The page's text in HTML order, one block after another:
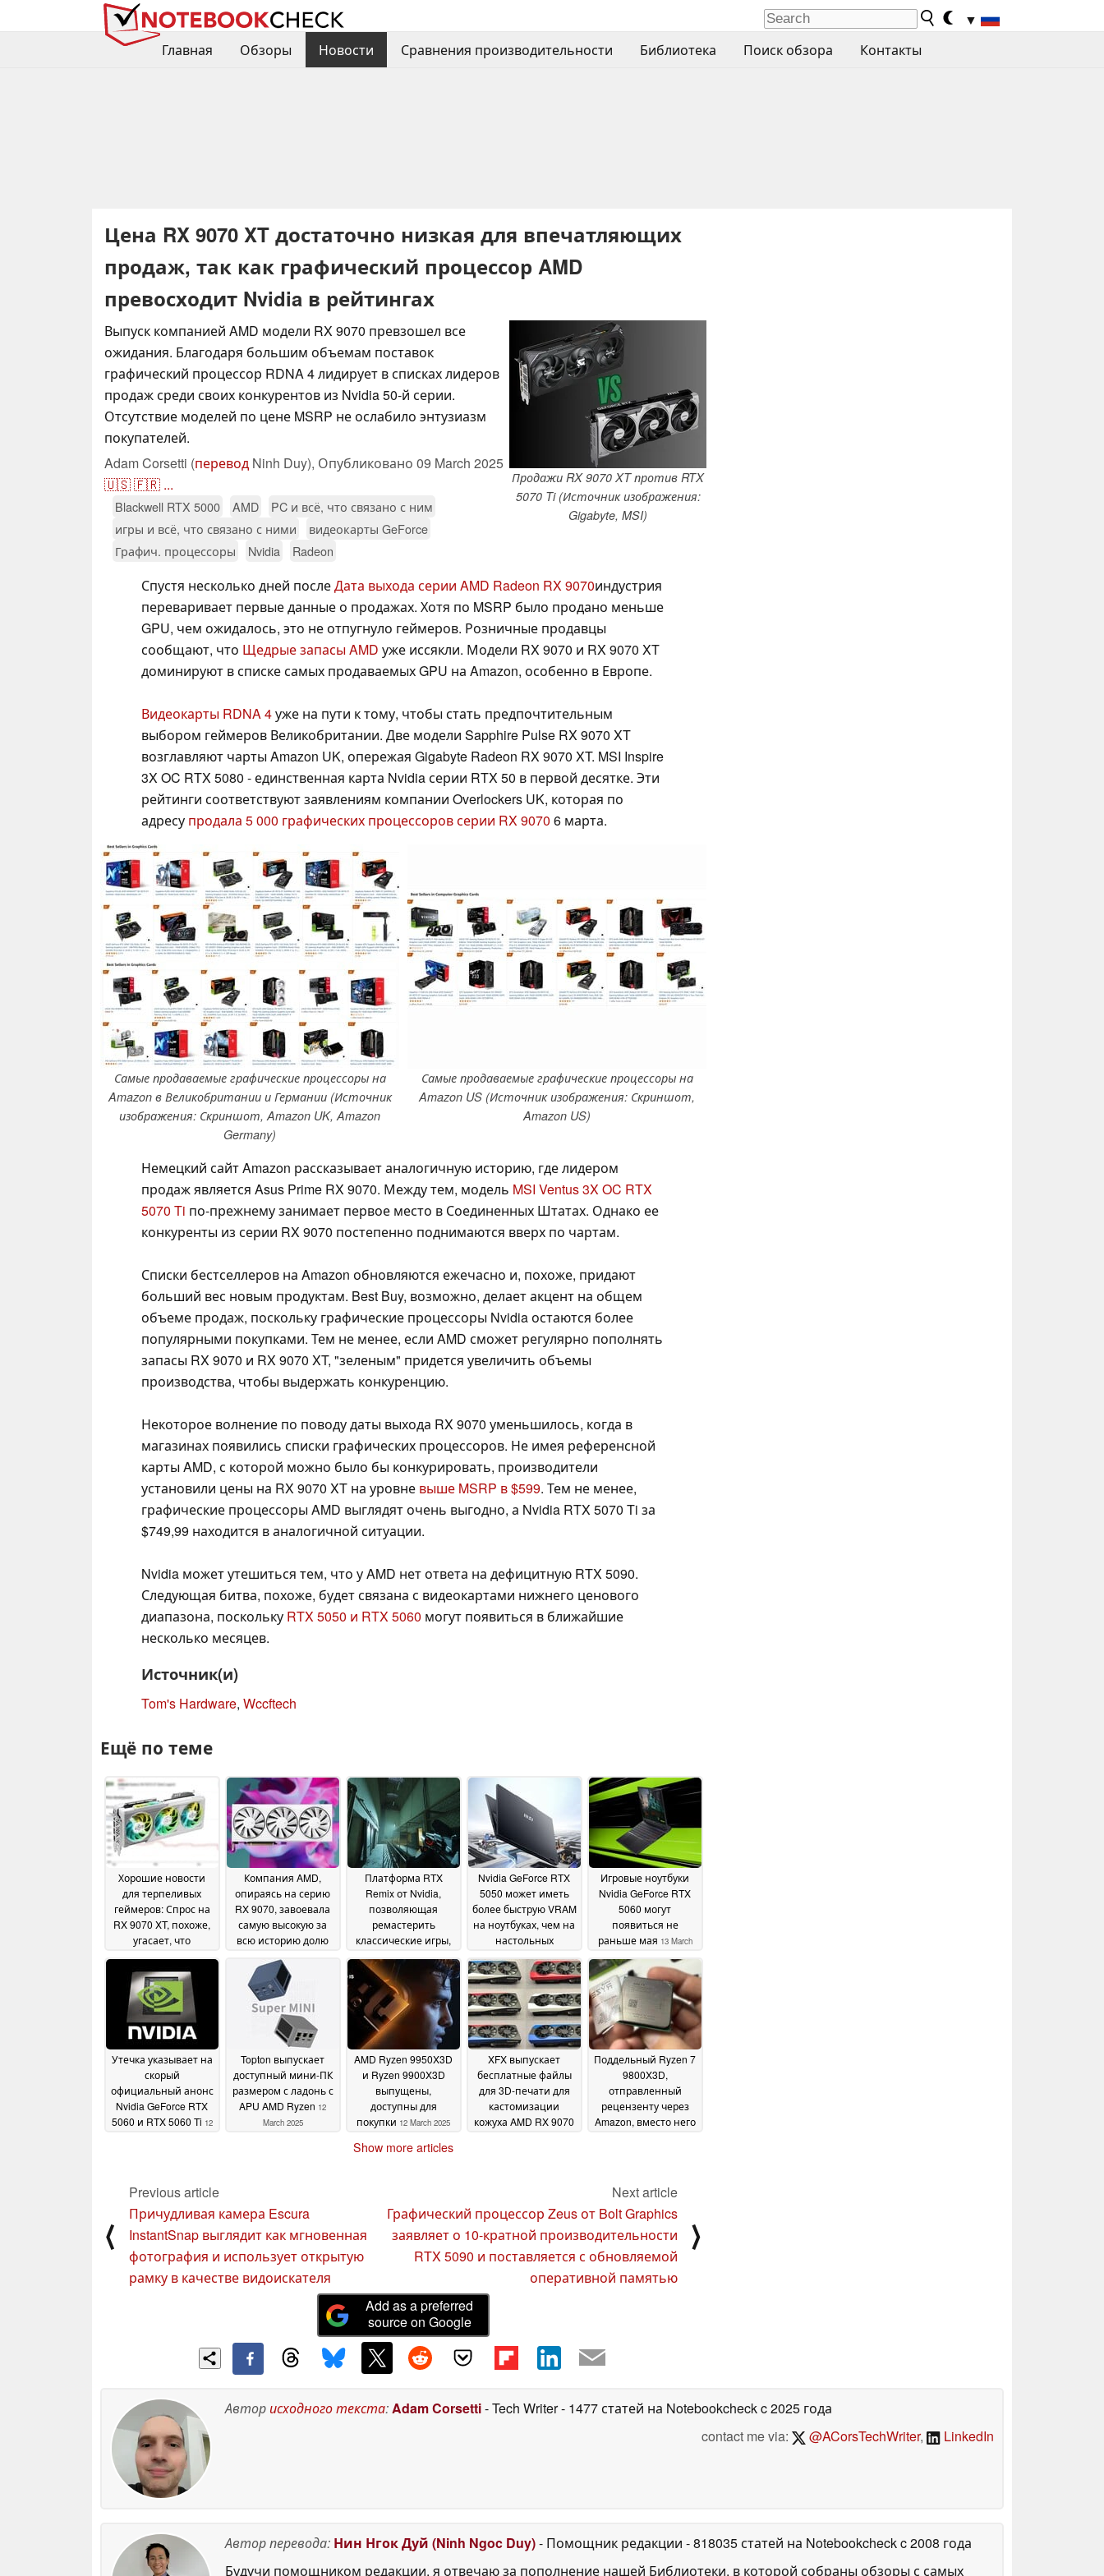
▼
Главная
Обзоры Новости Сравнения производительности Библиотека Поиск обзора Контакты
Цена RX 9070 XT достаточно низкая для впечатляющих
продаж, так как графический процессор AMD
превосходит Nvidia в рейтингах
Продажи RX 9070 XT против RTX
5070 Ti (Источник изображения:
Gigabyte, MSI)
Выпуск компанией AMD модели RX 9070 превзошел все
ожидания. Благодаря большим объемам поставок
графический процессор RDNA 4 лидирует в списках лидеров
продаж среди своих конкурентов из Nvidia 50-й серии.
Отсутствие моделей по цене MSRP не ослабило энтузиазм
покупателей.
Adam Corsetti (перевод Ninh Duy), Опубликовано 09 March 2025
🇺🇸🇫🇷 ...
Blackwell RTX 5000 AMD
PC и всё, что связано с ним
игры и всё, что связано с ними
видеокарты GeForce
Графич. процессоры
Nvidia Radeon
Спустя несколько дней послеДата выхода серии AMD Radeon RX 9070индустрия
переваривает первые данные о продажах. Хотя по MSRP было продано меньше
GPU, чем ожидалось, это не отпугнуло геймеров. Розничные продавцы
сообщают, что Щедрые запасы AMD уже иссякли. Модели RX 9070 и RX 9070 XT
доминируют в списке самых продаваемых GPU на Amazon, особенно в Европе.
Видеокарты RDNA 4уже на пути к тому, чтобы стать предпочтительным
выбором геймеров Великобритании. Две модели Sapphire Pulse RX 9070 XT
возглавляют чарты Amazon UK, опережая Gigabyte Radeon RX 9070 XT. MSI Inspire
3X OC RTX 5080 - единственная карта Nvidia серии RTX 50 в первой десятке. Эти
рейтинги соответствуют заявлениям компании Overlockers UK, которая по
адресу продала 5 000 графических процессоров серии RX 9070 6 марта.
Самые продаваемые графические процессоры на
Amazon в Великобритании и Германии (Источник
изображения: Скриншот, Amazon UK, Amazon
Germany)
Самые продаваемые графические процессоры на
Amazon US (Источник изображения: Скриншот,
Amazon US)
Немецкий сайт Amazon рассказывает аналогичную историю, где лидером
продаж является Asus Prime RX 9070. Между тем, модель MSI Ventus 3X OC RTX
5070 Ti по-прежнему занимает первое место в Соединенных Штатах. Однако ее
конкуренты из серии RX 9070 постепенно поднимаются вверх по чартам.
Списки бестселлеров на Amazon обновляются ежечасно и, похоже, придают
больший вес новым продуктам. Best Buy, возможно, делает акцент на общем
объеме продаж, поскольку графические процессоры Nvidia остаются более
популярными покупками. Тем не менее, если AMD сможет регулярно пополнять
запасы RX 9070 и RX 9070 XT, "зеленым" придется увеличить объемы
производства, чтобы выдержать конкуренцию.
Некоторое волнение по поводу даты выхода RX 9070 уменьшилось, когда в
магазинах появились списки графических процессоров. Не имея референсной
карты AMD, с которой можно было бы конкурировать, производители
установили цены на RX 9070 XT на уровне выше MSRP в $599. Тем не менее,
графические процессоры AMD выглядят очень выгодно, а Nvidia RTX 5070 Ti за
$749,99 находится в аналогичной ситуации.
Nvidia может утешиться тем, что у AMD нет ответа на дефицитную RTX 5090.
Следующая битва, похоже, будет связана с видеокартами нижнего ценового
диапазона, поскольку RTX 5050 и RTX 5060 могут появиться в ближайшие
несколько месяцев.
Источник(и)
Tom's Hardware, Wccftech
Ещё по теме
Хорошие новости
для терпеливых
геймеров: Спрос на
RX 9070 XT, похоже,
угасает, что
официальному
MSRP02 July 2025
Компания AMD,
опираясь на серию
RX 9070, завоевала
самую высокую за
всю историю долю
процессоров в
Японии17 March 2025
Платформа RTX
Remix от Nvidia,
позволяющая
ремастерить
классические игры,
широкой публики13
March 2025
Nvidia GeForce RTX
5050 может иметь
более быструю VRAM
на ноутбуках, чем на
настольных
13 March
2025
Игровые ноутбуки
Nvidia GeForce RTX
5060 могут
появиться не
раньше мая 13 March
2025
Утечка указывает на
скорый
официальный анонс
Nvidia GeForce RTX
5060 и RTX 5060 Ti 12
Topton выпускает
доступный мини-ПК
размером с ладонь с
APU AMD Ryzen 12
March 2025
AMD Ryzen 9950X3D
и Ryzen 9900X3D
выпущены,
доступны для
покупки 12 March 2025
XFX выпускает
бесплатные файлы
для 3D-печати для
кастомизации
кожуха AMD RX 9070
Поддельный Ryzen 7
9800X3D,
отправленный
рецензенту через
Amazon, вместо него
Show more articles
⟨
Previous article
Причудливая камера Escura
InstantSnap выглядит как мгновенная
фотография и использует открытую
рамку в качестве видоискателя
Next article
Графический процессор Zeus от Bolt Graphics
заявляет о 10-кратной производительности
RTX 5090 и поставляется с обновляемой
оперативной памятью
⟩
Add as a preferred
source on Google
Авторисходного текста:Adam Corsetti- Tech Writer- 1477 статей на Notebookcheckc 2025 года
contact me via:
@ACorsTechWriter, LinkedIn
Автор перевода: Нин Нгок Дуй (Ninh Ngoc Duy)- Помощник редакции - 818035 статей на Notebookcheckc 2008 года
Будучи помощником редакции, я отвечаю за пополнение нашей Библиотеки, в которой собраны обзоры с самых